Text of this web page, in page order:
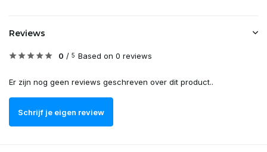
Reviews
0 / 5 Based on 0 reviews
Er zijn nog geen reviews geschreven over dit product..
Schrijf je eigen review